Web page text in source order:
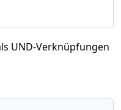
UND-Verknüpfungen